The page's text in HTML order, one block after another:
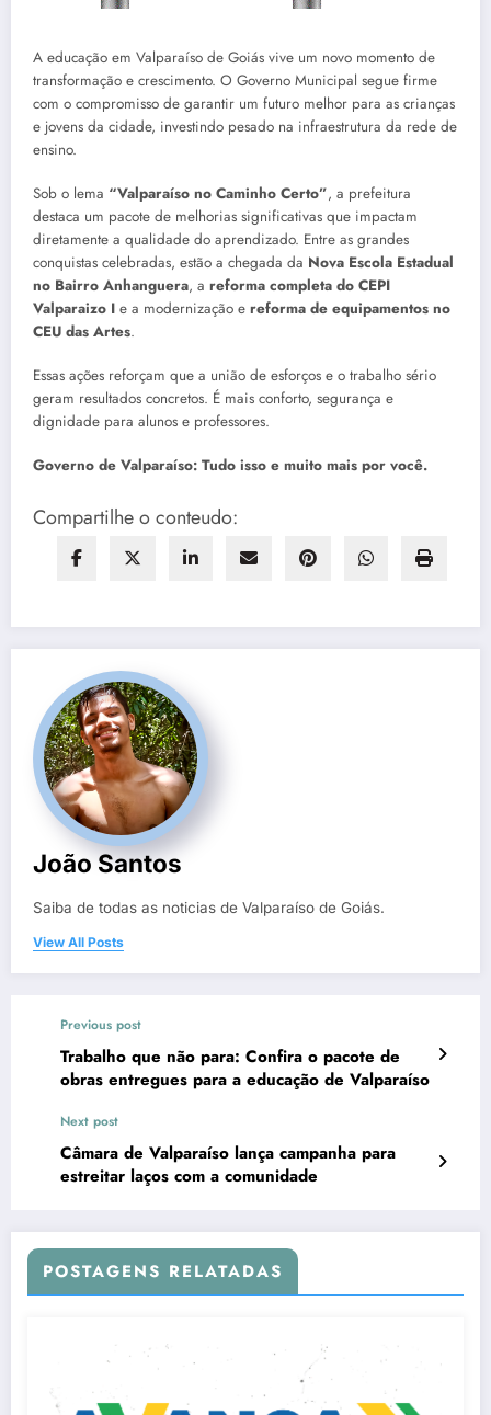
A educação em Valparaíso de Goiás vive um novo momento de
transformação e crescimento. O Governo Municipal segue firme
com o compromisso de garantir um futuro melhor para as crianças
e jovens da cidade, investindo pesado na infraestrutura da rede de
ensino.
Sob o lema “Valparaíso no Caminho Certo”, a prefeitura
destaca um pacote de melhorias significativas que impactam
diretamente a qualidade do aprendizado. Entre as grandes
conquistas celebradas, estão a chegada da Nova Escola Estadual
no Bairro Anhanguera, a reforma completa do CEPI
Valparaizo I e a modernização e reforma de equipamentos no
CEU das Artes.
Essas ações reforçam que a união de esforços e o trabalho sério
geram resultados concretos. É mais conforto, segurança e
dignidade para alunos e professores.
Governo de Valparaíso: Tudo isso e muito mais por você.
Compartilhe o conteudo:
João Santos
Saiba de todas as noticias de Valparaíso de Goiás.
View All Posts
Previous post
Trabalho que não para: Confira o pacote de
obras entregues para a educação de Valparaíso
Next post
Câmara de Valparaíso lança campanha para
estreitar laços com a comunidade
POSTAGENS RELATADAS